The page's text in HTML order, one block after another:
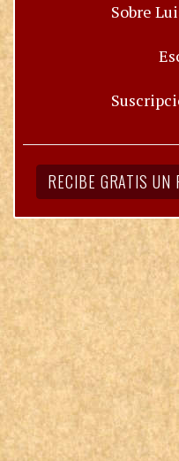
Sobre
RECIBE GRATIS UN